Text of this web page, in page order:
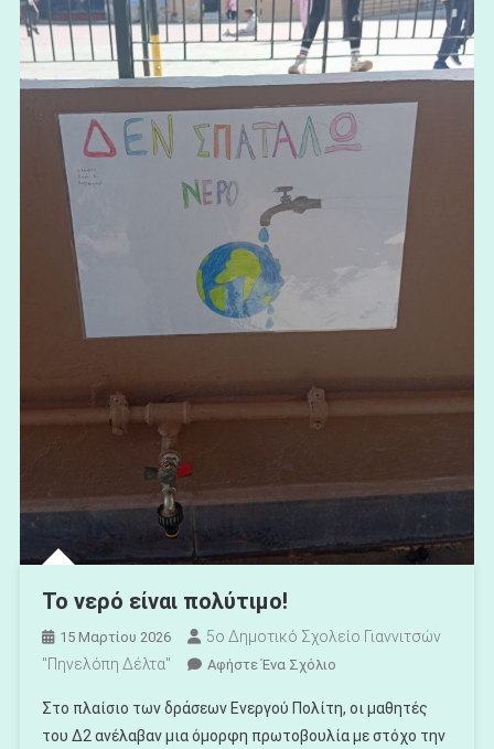
Το νερό είναι πολύτιμο!
15 Μαρτίου 2026
5ο Δημοτικό Σχολείο Γιαννιτσών
"Πηνελόπη Δέλτα"
Αφήστε Ένα ΣχόλιοΓια
Το
Νερό
Στο πλαίσιο των δράσεων Ενεργού Πολίτη, οι μαθητές
του Δ2 ανέλαβαν μια όμορφη πρωτοβουλία με στόχο την